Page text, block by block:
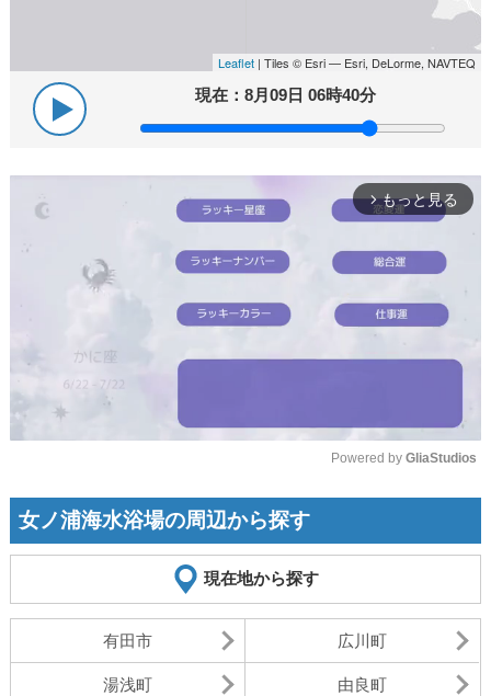
Leaflet | Tiles © Esri — Esri, DeLorme, NAVTEQ
現在：8月09日 06時40分
arrow_forward_ios もっと見る
Mute
Powered by GliaStudios
女ノ浦海水浴場の周辺から探す
現在地から探す
有田市 広川町
湯浅町 由良町